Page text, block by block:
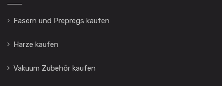
Fasern und Prepregs kaufen
Harze kaufen
Vakuum Zubehör kaufen